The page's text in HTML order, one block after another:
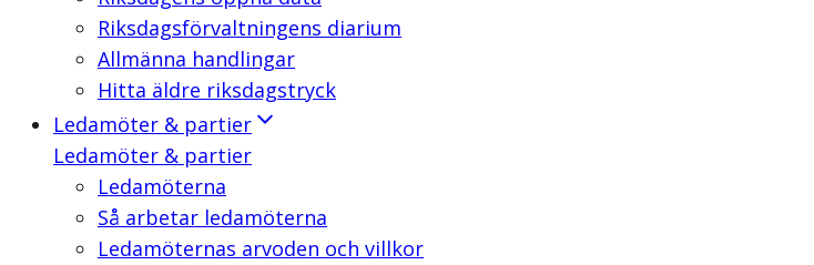
Riksdagsförvaltningens diarium
Allmänna handlingar
Hitta äldre riksdagstryck
Ledamöter & partier
Ledamöter & partier
Ledamöterna
Så arbetar ledamöterna
Ledamöternas arvoden och villkor